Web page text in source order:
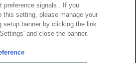
Namco Amusement Inc.
Namco Amusement Lab Inc.
preference signals . If you
this setting, please manage your
setup banner by clicking the link
and close the banner.